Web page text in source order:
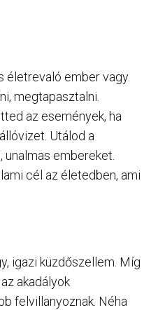
életrevaló ember vagy.
megtapasztalni.
az események, ha
Utálod a
embereket.
cél az életedben, ami
igazi küzdőszellem. Míg
akadályok
felvillanyoznak. Néha